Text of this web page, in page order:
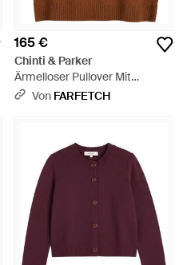
165 €
Chinti & Parker
Ärmelloser Pullover Mit
Geripptem Saum - Braun
Von FARFETCH